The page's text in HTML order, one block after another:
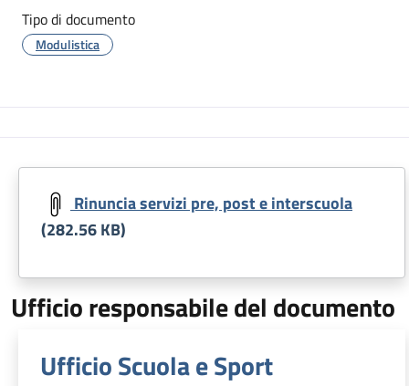
Tipo di documento
Modulistica
Rinuncia servizi pre, post e interscuola
(282.56 KB)
Ufficio responsabile del documento
Ufficio Scuola e Sport